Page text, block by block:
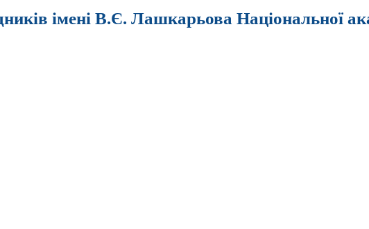
імені В.Є. Лашкарьова Національної